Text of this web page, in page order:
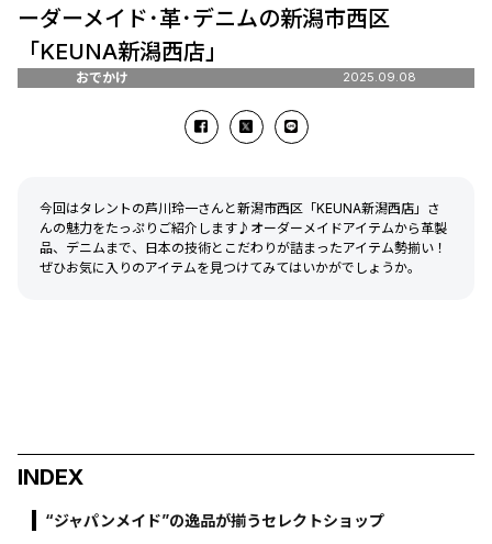
ーダーメイド･革･デニムの新潟市西区
「KEUNA新潟西店」
おでかけ 2025.09.08
今回はタレントの芦川玲一さんと新潟市西区「KEUNA新潟西店」さ
んの魅力をたっぷりご紹介します♪オーダーメイドアイテムから革製
品、デニムまで、日本の技術とこだわりが詰まったアイテム勢揃い！
ぜひお気に入りのアイテムを見つけてみてはいかがでしょうか。
INDEX
“ジャパンメイド”の逸品が揃うセレクトショップ